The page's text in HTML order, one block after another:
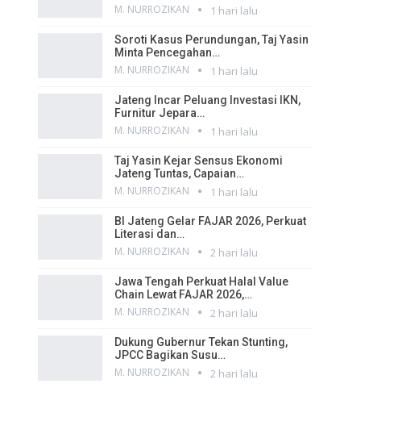
M. NURROZIKAN 1 hari lalu
Soroti Kasus Perundungan, Taj Yasin
Minta Pencegahan…
M. NURROZIKAN 1 hari lalu
Jateng Incar Peluang Investasi IKN,
Furnitur Jepara…
M. NURROZIKAN 1 hari lalu
Taj Yasin Kejar Sensus Ekonomi
Jateng Tuntas, Capaian…
M. NURROZIKAN 1 hari lalu
BI Jateng Gelar FAJAR 2026, Perkuat
Literasi dan…
M. NURROZIKAN 2 hari lalu
Jawa Tengah Perkuat Halal Value
Chain Lewat FAJAR 2026,…
M. NURROZIKAN 2 hari lalu
Dukung Gubernur Tekan Stunting,
JPCC Bagikan Susu…
M. NURROZIKAN 2 hari lalu